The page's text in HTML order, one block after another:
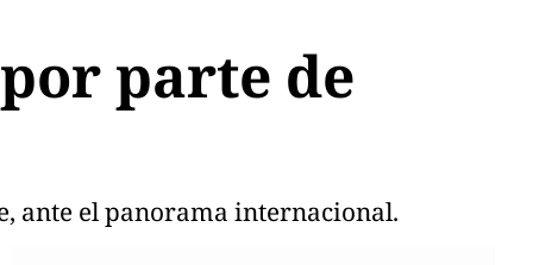
parte de
ante el panorama internacional.